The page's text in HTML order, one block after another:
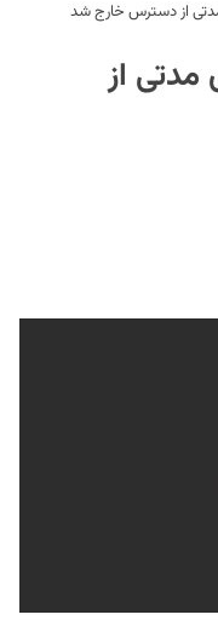
از دسترس خارج شد
از